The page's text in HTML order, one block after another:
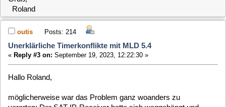
wollte neu gestartet werden. Da der VDR somit keinen
Empfang hatte, war natürlich alles Konflikt. Mal weiter
beobachten, ob das Problem jetzt dauerhaft weg ist.
Jochen
clausmuus